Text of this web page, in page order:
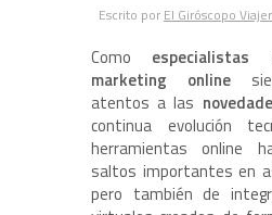
Escrito por El Giróscopo
Como
marketing online
atentos a las
continua evolución
herramientas online
saltos importantes en
pero también de